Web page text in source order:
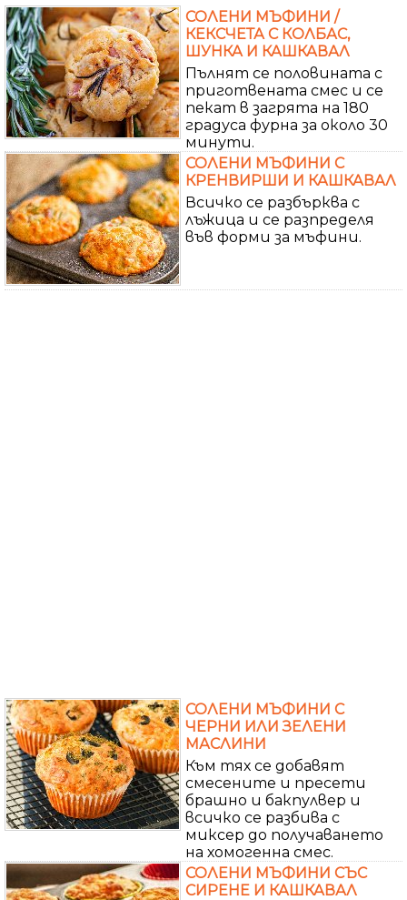
СОЛЕНИ МЪФИНИ /
КЕКСЧЕТА С КОЛБАС,
ШУНКА И КАШКАВАЛ
Пълнят се половината с
приготвената смес и се
пекат в загрята на 180
градуса фурна за около 30
минути.
СОЛЕНИ МЪФИНИ С
КРЕНВИРШИ И КАШКАВАЛ
Всичко се разбърква с
лъжица и се разпределя
във форми за мъфини.
СОЛЕНИ МЪФИНИ С
ЧЕРНИ ИЛИ ЗЕЛЕНИ
МАСЛИНИ
Към тях се добавят
смесените и пресети
брашно и бакпулвер и
всичко се разбива с
миксер до получаването
на хомогенна смес.
СОЛЕНИ МЪФИНИ СЪС
СИРЕНЕ И КАШКАВАЛ